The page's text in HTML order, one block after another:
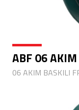
ABF 06
06 AKIM BASKILI